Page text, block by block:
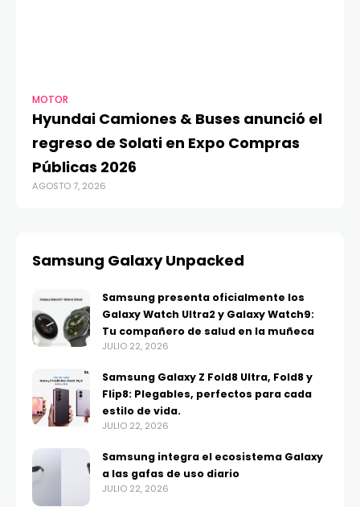
MOTOR
Hyundai Camiones & Buses anunció el
regreso de Solati en Expo Compras
Públicas 2026
AGOSTO 7, 2026
Samsung Galaxy Unpacked
Samsung presenta oficialmente los
Galaxy Watch Ultra2 y Galaxy Watch9:
Tu compañero de salud en la muñeca
JULIO 22, 2026
Samsung Galaxy Z Fold8 Ultra, Fold8 y
Flip8: Plegables, perfectos para cada
estilo de vida.
JULIO 22, 2026
Samsung integra el ecosistema Galaxy
a las gafas de uso diario
JULIO 22, 2026